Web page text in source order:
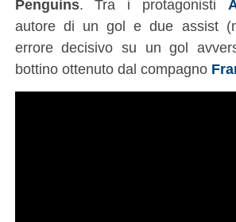
Penguins. Tra i protagonisti
autore di un gol e due assist
errore decisivo su un gol
bottino ottenuto dal compagno